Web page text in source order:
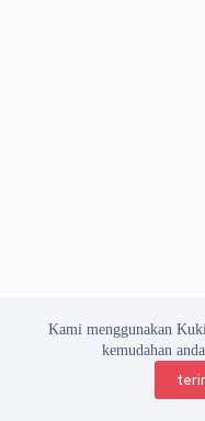
Kami menggunakan
kemudahan